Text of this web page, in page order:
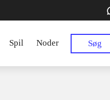
Spil Noder Søg